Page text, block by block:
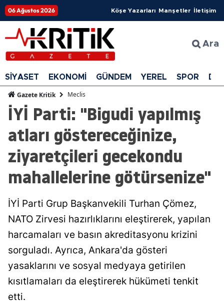
06 Ağustos 2026 Köşe Yazarları Manşetler İletişim
Ara
SİYASET EKONOMİ GÜNDEM YEREL SPOR
Gazete Kritik Meclis
İYİ Parti: "Bigudi yapılmış
atları göstereceğinize,
ziyaretçileri gecekondu
mahallelerine götürsenize"
İYİ Parti Grup Başkanvekili Turhan Çömez,
NATO Zirvesi hazırlıklarını eleştirerek, yapılan
harcamaları ve basın akreditasyonu krizini
sorguladı. Ayrıca, Ankara'da gösteri
yasaklarını ve sosyal medyaya getirilen
kısıtlamaları da eleştirerek hükümeti tenkit
etti.